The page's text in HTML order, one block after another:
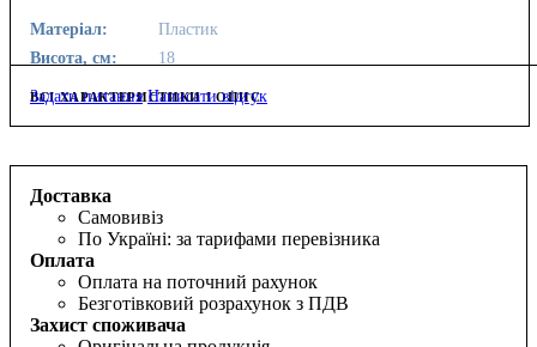
Матеріал:
Пластик
Висота, см:
18
ВСІ ХАРАКТЕРИСТИКИ І ОПИС
Задати питання Написати відгук
Доставка
Самовивіз
По Україні: за тарифами перевізника
Оплата
Оплата на поточний рахунок
Безготівковий розрахунок з ПДВ
Захист споживача